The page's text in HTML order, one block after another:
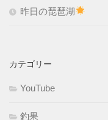
昨日の琵琶湖
カテゴリー
YouTube
釣果